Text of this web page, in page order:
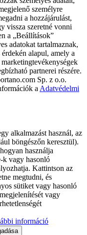
személyre
a hozzájárulást,
vissza szeretné vonni
a „Beállítások”
adatokat tartalmaznak,
alapul, amely a
partnerei részére.
Sp. z o.o.
a Adatvédelmi
alkalmazást használ, az
böngészőn keresztül).
használja
k vagy hasonló
Kattintson az
megtudni, és
sütiket vagy hasonló
vagy
információ